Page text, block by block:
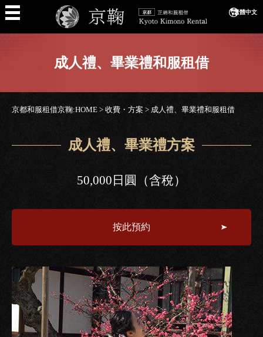
繁體中文
成人禮、畢業禮和服租借
京都和服租借京鞠:HOME > 收費・方案 > 成人禮、畢業禮和服租借
成人禮、畢業禮方案
50,000日圓（含稅）
按此預約